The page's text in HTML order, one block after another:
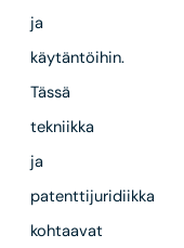
ja
käytäntöihin.
Tässä
tekniikka
ja
patenttijuridiikka
kohtaavat